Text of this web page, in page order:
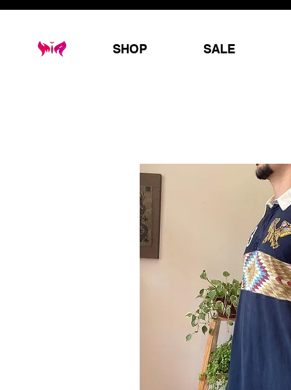
SHOP SALE